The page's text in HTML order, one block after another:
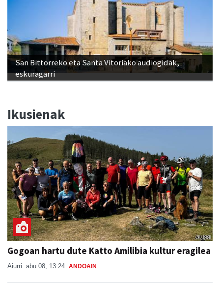
San Bittorreko eta Santa Vitoriako audiogidak,
eskuragarri
Gogoan hartu dute Katto Amilibia kultur eragilea